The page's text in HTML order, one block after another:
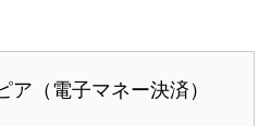
ア（電子マネー決済）